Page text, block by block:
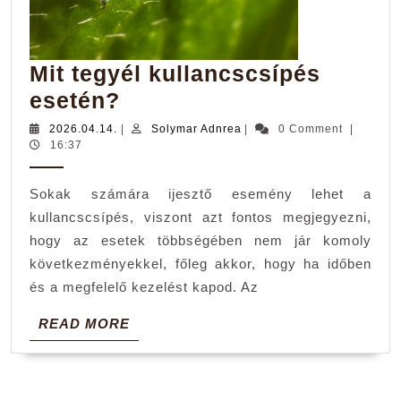
Mit tegyél kullancscsípés
esetén?
tegyél
2026.04.14. 2026.04.14.Solymar Adnrea Solymar0 Comment
16:37
Sokak számára ijesztő esemény lehet a
kullancscsípés, viszont azt fontos megjegyezni,
hogy az esetek többségében nem jár komoly
következményekkel, főleg akkor, hogy ha időben
és a megfelelő kezelést kapod. Az
READ MOREREAD
MORE